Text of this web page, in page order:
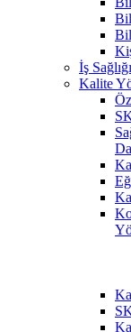
İş
Kalite